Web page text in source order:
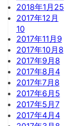
2018年1月 25
2017年12月
10
2017年11月 9
2017年10月 8
2017年9月 8
2017年8月 4
2017年7月 8
2017年6月 5
2017年5月7
2017年4月 4